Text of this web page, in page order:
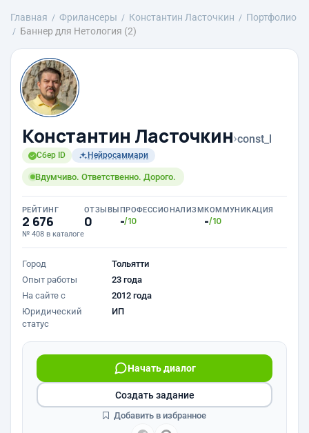
Главная Фрилансеры Константин Ласточкин
Портфолио
Баннер для Нетология (2)
Константин Ласточкин›const_l
Сбер ID Нейросаммари
Вдумчиво. Ответственно. Дорого.
РЕЙТИНГ
2 676
№ 408 в каталоге
ОТЗЫВЫ
0
ПРОФЕССИОНАЛИЗМ
-/10
КОММУНИКАЦИЯ
-/10
Город
Тольятти
Опыт работы
23 года
На сайте с
2012 года
Юридический
статус
ИП
Начать диалог
Создать задание
Добавить в избранное